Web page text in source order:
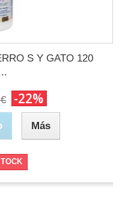
S Y GATO 120
-22%
Más